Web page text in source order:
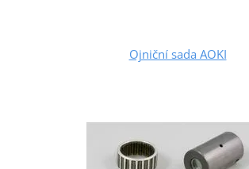
Ojniční sada AOKI